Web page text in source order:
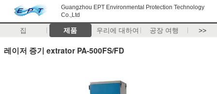
Guangzhou EPT Environmental Protection Technology
Co.,Ltd
집 제품 우리에 대하여 공장 여행 >>
레이저 증기 extrator PA-500FS/FD